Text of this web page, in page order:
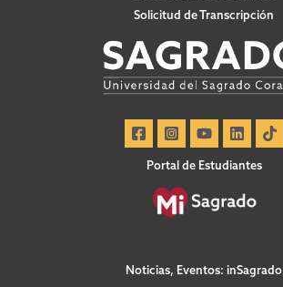
Solicitud de Transcripción
Portal de Estudiantes
Noticias, Eventos: inSagrado